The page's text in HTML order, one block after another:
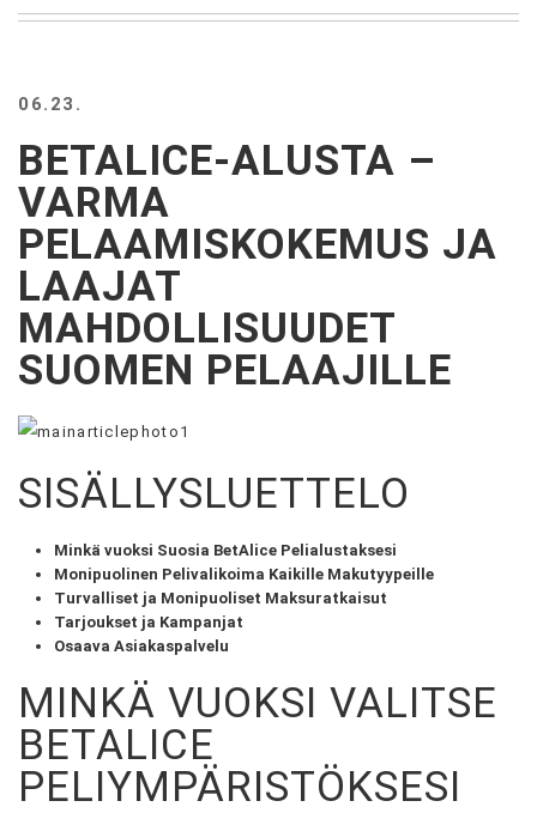
FACTS
MEMORY
GLANDS
FOREVER
SELFIES
WEDDING
DAMN
THAT
LOOKS
MESSAGES
06.23.
BETALICE-ALUSTA –
VARMA
PELAAMISKOKEMUS JA
LAAJAT
MAHDOLLISUUDET
SUOMEN PELAAJILLE
SISÄLLYSLUETTELO
Minkä vuoksi Suosia BetAlice Pelialustaksesi
Monipuolinen Pelivalikoima Kaikille Makutyypeille
Turvalliset ja Monipuoliset Maksuratkaisut
Tarjoukset ja Kampanjat
Osaava Asiakaspalvelu
MINKÄ VUOKSI VALITSE
BETALICE
PELIYMPÄRISTÖKSESI